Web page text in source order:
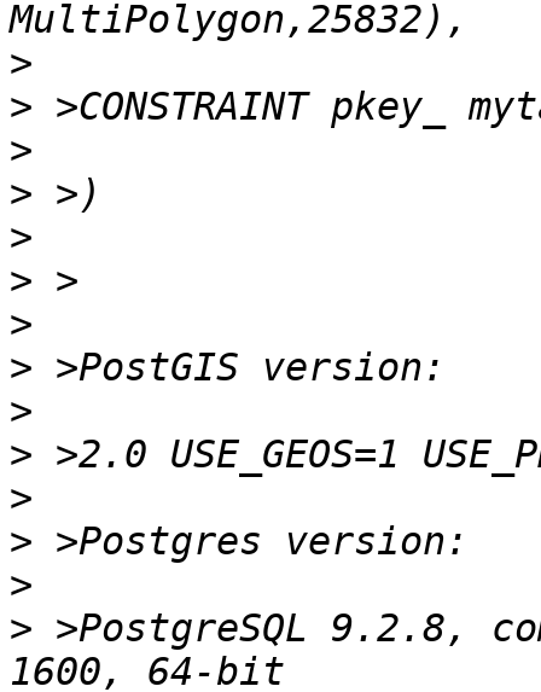
>
>
>
>
>
>
>
>
>
>
>
>
>
> >PostgreSQL 9.2.8,